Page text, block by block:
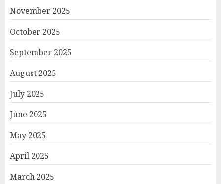
November 2025
October 2025
September 2025
August 2025
July 2025
June 2025
May 2025
April 2025
March 2025